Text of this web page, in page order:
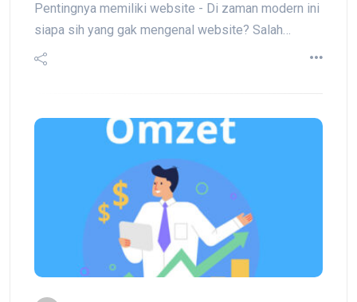
Pentingnya memiliki website - Di zaman modern ini
siapa sih yang gak mengenal website? Salah…